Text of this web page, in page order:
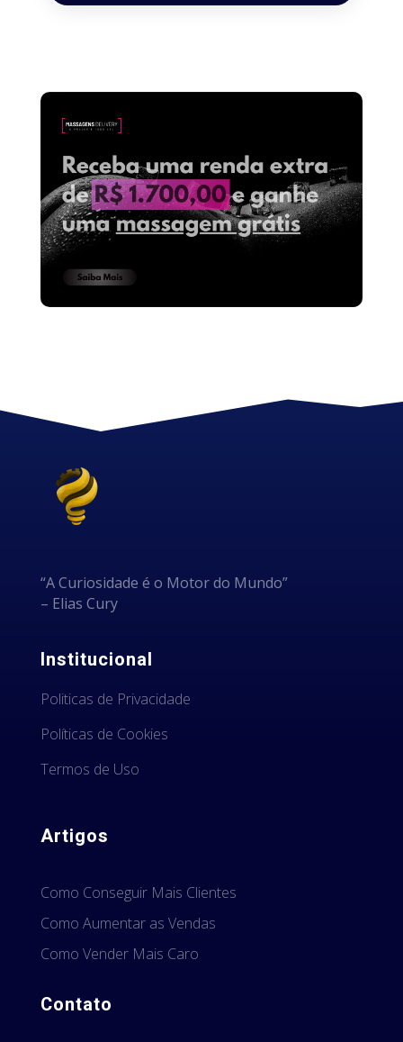
“A Curiosidade é o Motor do Mundo”
– Elias Cury
Institucional
Politicas de Privacidade
Políticas de Cookies
Termos de Uso
Artigos
Como Conseguir Mais Clientes
Como Aumentar as Vendas
Como Vender Mais Caro
Contato